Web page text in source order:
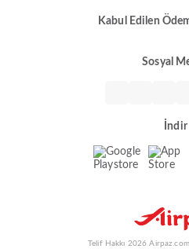
Kabul Edilen
Sosyal
İndir
Telif Hakkı 2026